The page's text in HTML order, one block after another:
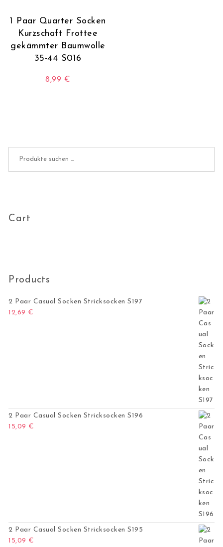
1 Paar Quarter Socken
Kurzschaft Frottee
gekämmter Baumwolle
35-44 S016
8,99 €
Cart
Products
2 Paar Casual Socken Stricksocken S197
12,69 €
2 Paar Casual Socken Stricksocken S196
15,09 €
2 Paar Casual Socken Stricksocken S195
15,09 €